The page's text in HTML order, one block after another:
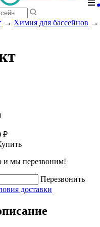
→ Химия для бассейнов →
₽
и мы перезвоним!
Перезвонить
доставки